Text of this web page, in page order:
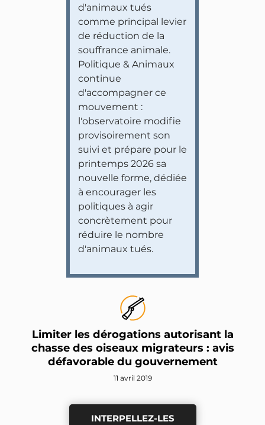
d'animaux tués
comme principal levier
de réduction de la
souffrance animale.
Politique & Animaux
continue
d'accompagner ce
mouvement :
l'observatoire modifie
provisoirement son
suivi et prépare pour le
printemps 2026 sa
nouvelle forme, dédiée
à encourager les
politiques à agir
concrètement pour
réduire le nombre
d'animaux tués.
Limiter les dérogations autorisant la
chasse des oiseaux migrateurs : avis
défavorable du gouvernement
11 avril 2019
INTERPELLEZ-LES